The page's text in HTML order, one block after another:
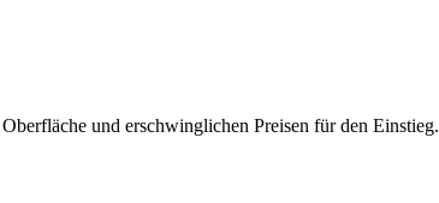
und erschwinglichen Preisen für den Einstieg.